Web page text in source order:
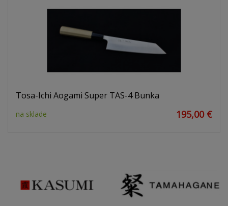
Tosa-Ichi Aogami Super TAS-4 Bunka
na sklade 195,00 €